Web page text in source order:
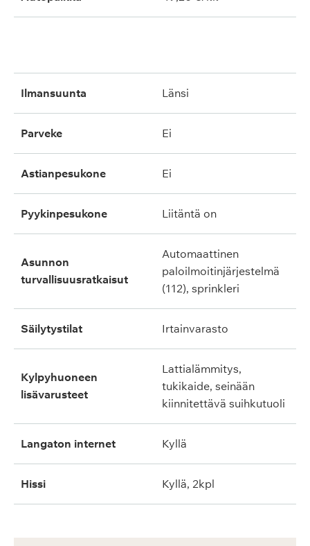
ilmansuunta länsi
parveke ei
astianpesukone ei
pyykinpesukone liitäntä on
asunnon
turvallisuusratkaisut
automaattinen
paloilmoitinjärjestelmä
(112), sprinkleri
säilytystilat irtainvarasto
kylpyhuoneen
lisävarusteet
lattialämmitys,
tukikaide, seinään
kiinnitettävä suihkutuoli
langaton internet kyllä
hissi kyllä, 2kpl